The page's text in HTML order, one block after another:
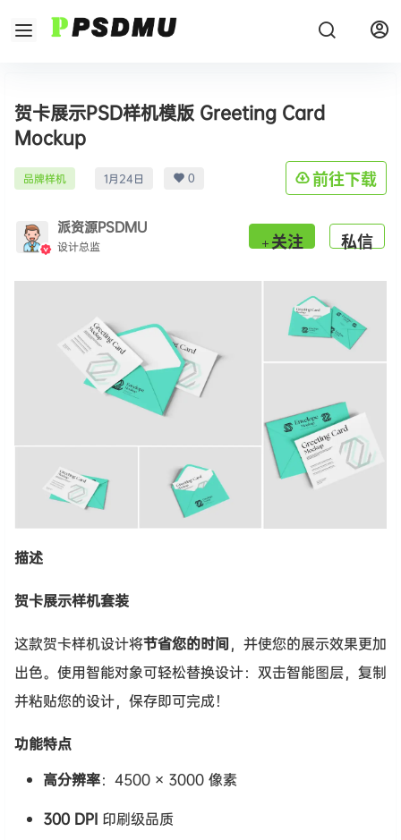
贺卡展示PSD样机模版 Greeting Card
Mockup
品牌样机 1月24日 0 前往下载
派资源PSDMU
设计总监 关注 私信
描述
贺卡展示样机套装
这款贺卡样机设计将节省您的时间，并使您的展示效果更加
出色。使用智能对象可轻松替换设计：双击智能图层，复制
并粘贴您的设计，保存即可完成！
功能特点
高分辨率：4500 × 3000 像素
300 DPI 印刷级品质